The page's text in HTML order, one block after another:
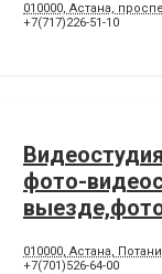
010000, Астана,
+7(717)226-51-10
фото-
010000, Астана,
+7(701)526-64-00